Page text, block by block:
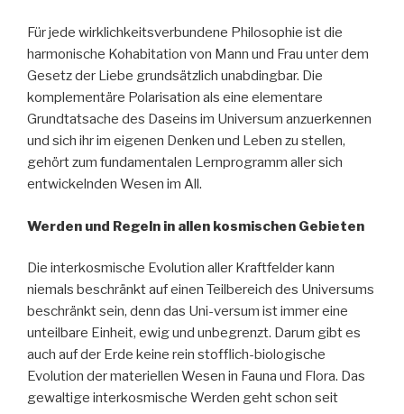
Für jede wirklichkeitsverbundene Philosophie ist die
harmonische Kohabitation von Mann und Frau unter dem
Gesetz der Liebe grundsätzlich unabdingbar. Die
komplementäre Polarisation als eine elementare
Grundtatsache des Daseins im Universum anzuerkennen
und sich ihr im eigenen Denken und Leben zu stellen,
gehört zum fundamentalen Lernprogramm aller sich
entwickelnden Wesen im All.
Werden und Regeln in allen kosmischen Gebieten
Die interkosmische Evolution aller Kraftfelder kann
niemals beschränkt auf einen Teilbereich des Universums
beschränkt sein, denn das Uni-versum ist immer eine
unteilbare Einheit, ewig und unbegrenzt. Darum gibt es
auch auf der Erde keine rein stofflich-biologische
Evolution der materiellen Wesen in Fauna und Flora. Das
gewaltige interkosmische Werden geht schon seit